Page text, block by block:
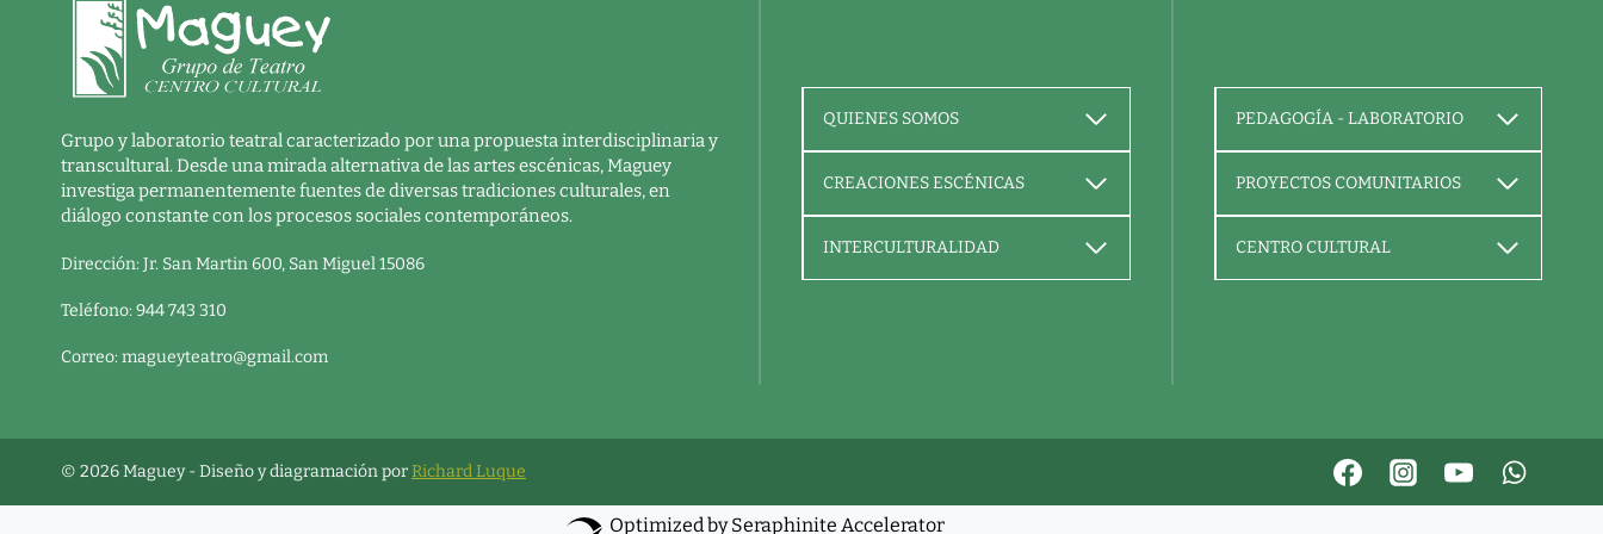
Grupo y laboratorio teatral caracterizado por una propuesta interdisciplinaria y
transcultural. Desde una mirada alternativa de las artes escénicas, Maguey
investiga permanentemente fuentes de diversas tradiciones culturales, en
diálogo constante con los procesos sociales contemporáneos.
Dirección: Jr. San Martin 600, San Miguel 15086
Teléfono: 944 743 310
Correo: magueyteatro@gmail.com
QUIENES SOMOS
CREACIONES ESCÉNICAS
INTERCULTURALIDAD
PEDAGOGÍA - LABORATORIO
PROYECTOS COMUNITARIOS
CENTRO CULTURAL
© 2026 Maguey - Diseño y diagramación porRichard Luque
Optimized by Seraphinite Accelerator